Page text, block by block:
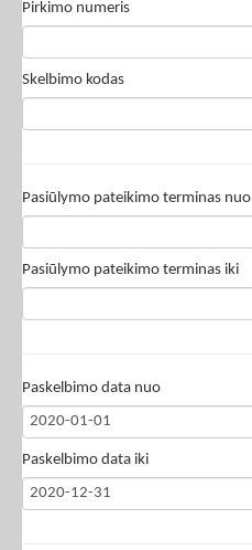
Pirkimo numeris
Skelbimo kodas
Pasiūlymo pateikimo terminas nuo
Pasiūlymo pateikimo terminas iki
Paskelbimo data nuo
Paskelbimo data iki